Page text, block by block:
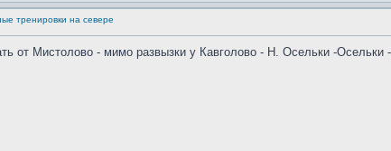
тренировки на севере
от Мистолово - мимо развызки у Кавголово - Н. Осельки -Осельки